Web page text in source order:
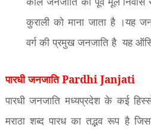
कुराली को माना जाता है ।यह
वर्ग की प्रमुख जनजाति है यह
पारधी जनजाति Pardhi Janjati
पारधी जनजाति मध्यप्रदेश के कई
मराठा शब्द पारध का तद्भव रूप है